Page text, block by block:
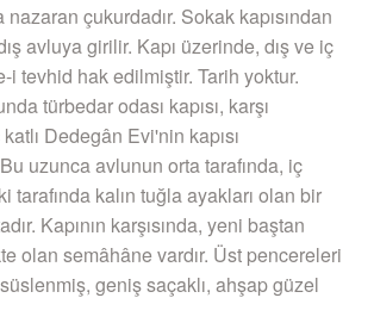
nazaran çukurdadır. Sokak kapısından
avluya girilir. Kapı üzerinde, dış ve iç
i tevhid hak edilmiştir. Tarih yoktur.
türbedar odası kapısı, karşı
Dedegân Evi'nin kapısı
uzunca avlunun orta tarafında, iç
tarafında kalın tuğla ayakları olan bir
Kapının karşısında, yeni baştan
olan semâhâne vardır. Üst pencereleri
geniş saçaklı, ahşap güzel